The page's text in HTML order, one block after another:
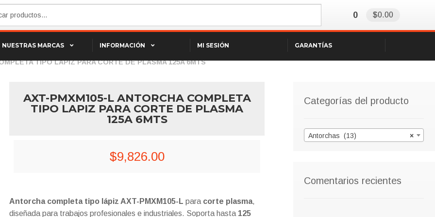
0 $0.00
NUESTRAS MARCAS INFORMACIÓN MI SESIÓN GARANTÍAS
TIPO LAPIZ PARA CORTE DE PLASMA 125A 6MTS
AXT-PMXM105-L ANTORCHA COMPLETA
TIPO LAPIZ PARA CORTE DE PLASMA
125A 6MTS
$9,826.00
Antorcha completa tipo lápiz AXT-PMXM105-L para corte plasma,
diseñada para trabajos profesionales e industriales. Soporta hasta 125
Categorías del producto
×
Antorchas (13)
Comentarios recientes